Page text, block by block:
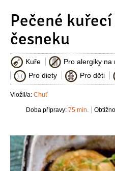
Pečené
česneku
Kuře Pro alergiky na
Pro diety
Pro děti
Vložil/a: Chuť
Doba přípravy: 75 min.